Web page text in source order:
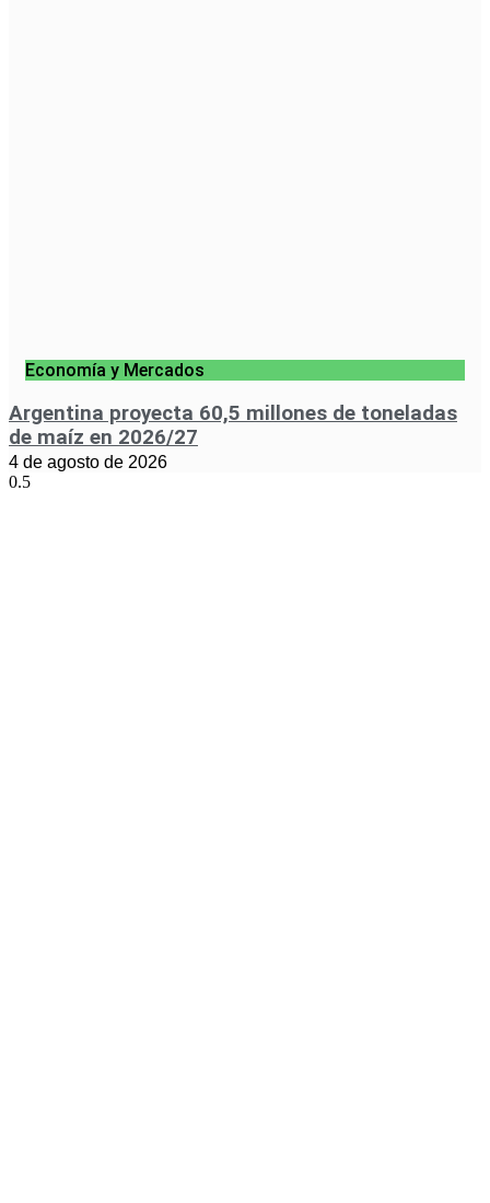
Economía y Mercados
Argentina proyecta 60,5 millones de toneladas
de maíz en 2026/27
4 de agosto de 2026